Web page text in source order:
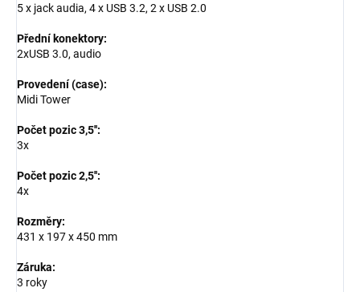
5 x jack audia, 4 x USB 3.2, 2 x USB 2.0
Přední konektory:
2xUSB 3.0, audio
Provedení (case):
Midi Tower
Počet pozic 3,5'':
3x
Počet pozic 2,5'':
4x
Rozměry:
431 x 197 x 450 mm
Záruka:
3 roky